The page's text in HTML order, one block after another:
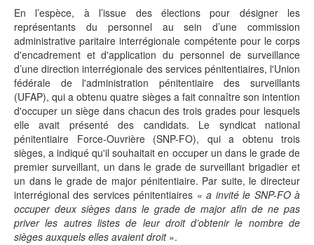
En l’espèce, à l’issue des élections pour désigner les
représentants du personnel au sein d’une commission
administrative paritaire interrégionale compétente pour le corps
d'encadrement et d'application du personnel de surveillance
d’une direction interrégionale des services pénitentiaires, l'Union
fédérale de l'administration pénitentiaire des surveillants
(UFAP), qui a obtenu quatre sièges a fait connaître son intention
d'occuper un siège dans chacun des trois grades pour lesquels
elle avait présenté des candidats. Le syndicat national
pénitentiaire Force-Ouvrière (SNP-FO), qui a obtenu trois
sièges, a indiqué qu'il souhaitait en occuper un dans le grade de
premier surveillant, un dans le grade de surveillant brigadier et
un dans le grade de major pénitentiaire. Par suite, le directeur
interrégional des services pénitentiaires «a invité le SNP-FO à
occuper deux sièges dans le grade de major afin de ne pas
priver les autres listes de leur droit d’obtenir le nombre de
sièges auxquels elles avaient droit».